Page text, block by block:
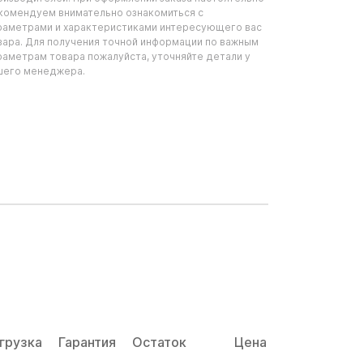
внимательно ознакомиться с
и характеристиками интересующего вас
Для получения точной информации по важным
товара пожалуйста, уточняйте детали у
менеджера.
Гарантия Остаток Цена